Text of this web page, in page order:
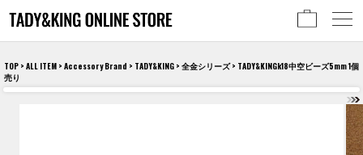
TOP > ALL ITEM > Accessory Brand > TADY&KING > 全金シリーズ> TADY&KINGk18中空ビーズ5mm 1個
売り